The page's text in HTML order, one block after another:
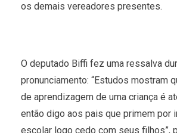
os demais vereadores presentes.
O deputado Biffi fez uma ressalva
pronunciamento: “Estudos mostram
de aprendizagem de uma criança é
então digo aos pais que primem por
escolar logo cedo com seus filhos”,